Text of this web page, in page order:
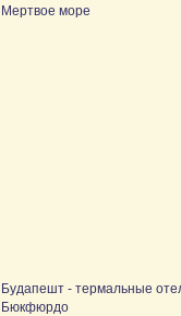
Мертвое море
Будапешт - термальные
Бюкфюрдо